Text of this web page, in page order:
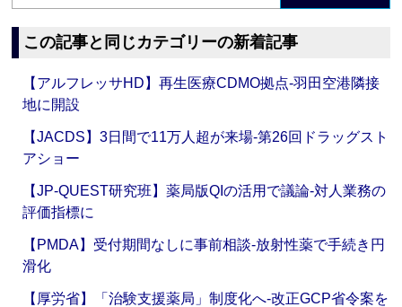
この記事と同じカテゴリーの新着記事
【アルフレッサHD】再生医療CDMO拠点‐羽田空港隣接
地に開設
【JACDS】3日間で11万人超が来場‐第26回ドラッグスト
アショー
【JP-QUEST研究班】薬局版QIの活用で議論‐対人業務の
評価指標に
【PMDA】受付期間なしに事前相談‐放射性薬で手続き円
滑化
【厚労省】「治験支援薬局」制度化へ‐改正GCP省令案を